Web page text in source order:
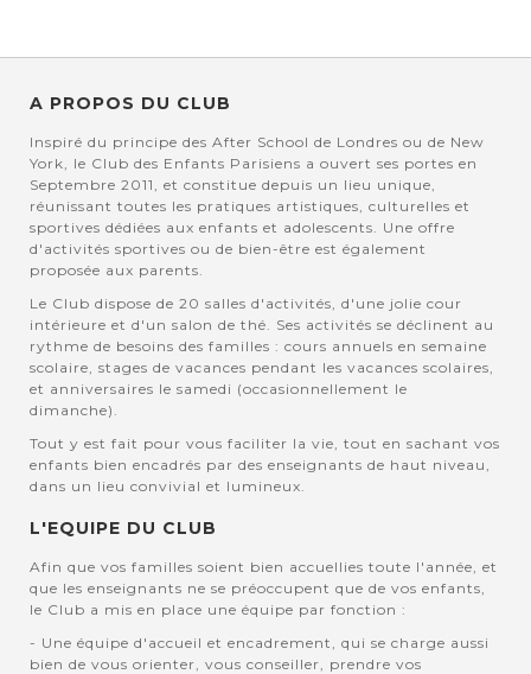
A PROPOS DU CLUB
Inspiré du principe des After School de Londres ou de New
York, le Club des Enfants Parisiens a ouvert ses portes en
Septembre 2011, et constitue depuis un lieu unique,
réunissant toutes les pratiques artistiques, culturelles et
sportives dédiées aux enfants et adolescents. Une offre
d'activités sportives ou de bien-être est également
proposée aux parents.
Le Club dispose de 20 salles d'activités, d'une jolie cour
intérieure et d'un salon de thé. Ses activités se déclinent au
rythme de besoins des familles : cours annuels en semaine
scolaire, stages de vacances pendant les vacances scolaires,
et anniversaires le samedi (occasionnellement le
dimanche).
Tout y est fait pour vous faciliter la vie, tout en sachant vos
enfants bien encadrés par des enseignants de haut niveau,
dans un lieu convivial et lumineux.
L'EQUIPE DU CLUB
Afin que vos familles soient bien accuellies toute l'année, et
que les enseignants ne se préoccupent que de vos enfants,
le Club a mis en place une équipe par fonction :
- Une équipe d'accueil et encadrement, qui se charge aussi
bien de vous orienter, vous conseiller, prendre vos